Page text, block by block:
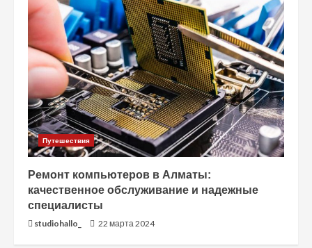
Путешествия
Ремонт компьютеров в Алматы:
качественное обслуживание и надежные
специалисты
studiohallo_ 22 марта 2024